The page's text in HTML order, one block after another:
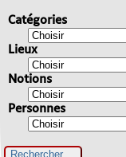
Catégories
Lieux
Notions
Personnes